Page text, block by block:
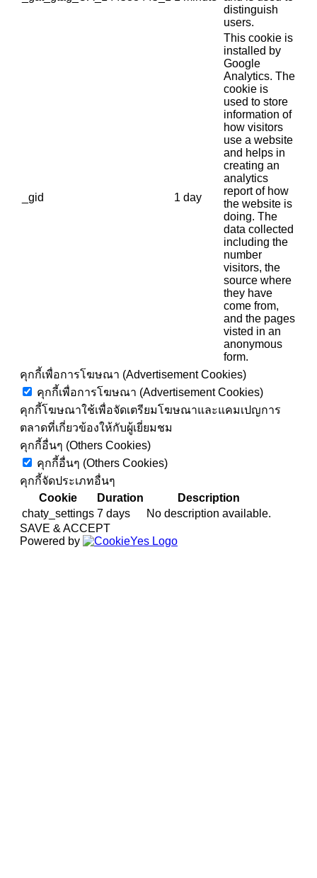
distinguish
users.
_gid 1 day
This cookie is
installed by
Google
Analytics. The
cookie is
used to store
information of
how visitors
use a website
and helps in
creating an
analytics
report of how
the website is
doing. The
data collected
including the
number
visitors, the
source where
they have
come from,
and the pages
visted in an
anonymous
form.
คุกกี้เพื่อการโฆษณา (Advertisement Cookies)
คุกกี้เพื่อการโฆษณา (Advertisement Cookies)
คุกกี้โฆษณาใช้เพื่อจัดเตรียมโฆษณาและแคมเปญการ
ตลาดที่เกี่ยวข้องให้กับผู้เยี่ยมชม
คุกกี้อื่นๆ (Others Cookies)
คุกกี้อื่นๆ (Others Cookies)
คุกกี้จัดประเภทอื่นๆ
Cookie
Duration
Description
chaty_settings 7 days
No description available.
SAVE & ACCEPT
Powered by